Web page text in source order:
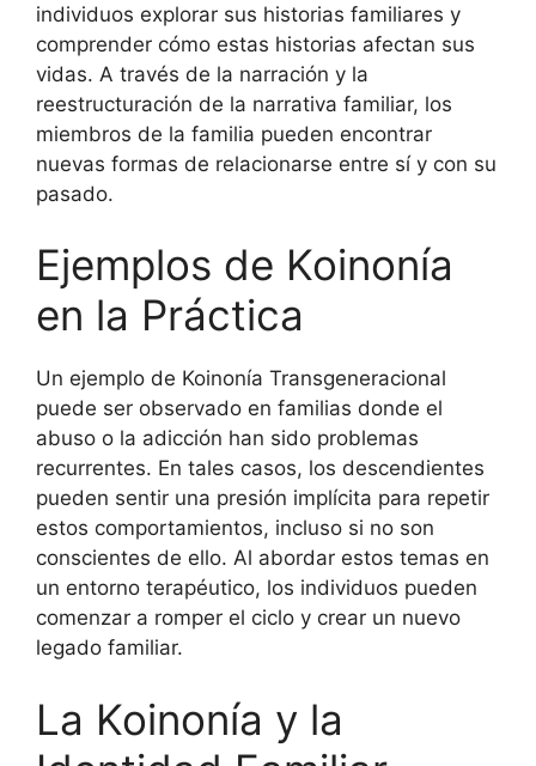
individuos explorar sus historias familiares y
comprender cómo estas historias afectan sus
vidas. A través de la narración y la
reestructuración de la narrativa familiar, los
miembros de la familia pueden encontrar
nuevas formas de relacionarse entre sí y con su
pasado.
Ejemplos de Koinonía
en la Práctica
Un ejemplo de Koinonía Transgeneracional
puede ser observado en familias donde el
abuso o la adicción han sido problemas
recurrentes. En tales casos, los descendientes
pueden sentir una presión implícita para repetir
estos comportamientos, incluso si no son
conscientes de ello. Al abordar estos temas en
un entorno terapéutico, los individuos pueden
comenzar a romper el ciclo y crear un nuevo
legado familiar.
La Koinonía y la